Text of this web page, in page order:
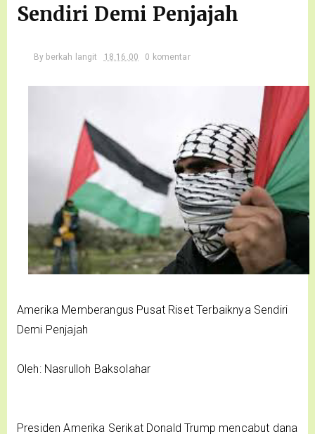
Sendiri Demi Penjajah
By berkah langit 18.16.00 0 komentar
Amerika Memberangus Pusat Riset Terbaiknya Sendiri
Demi Penjajah
Oleh: Nasrulloh Baksolahar
Presiden Amerika Serikat Donald Trump mencabut dana